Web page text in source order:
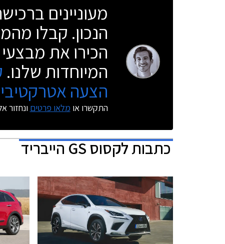
מעוניינים
הנכון. קבלו
הכירו את
המיוחדות שלנו.
הצעה
התקשרו או מלאו פרטים ונחזור
כתבותלקסוס GS הייבריד